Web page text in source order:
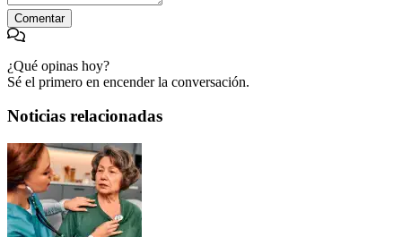
Comentar
¿Qué opinas hoy?
Sé el primero en encender la conversación.
Noticias relacionadas